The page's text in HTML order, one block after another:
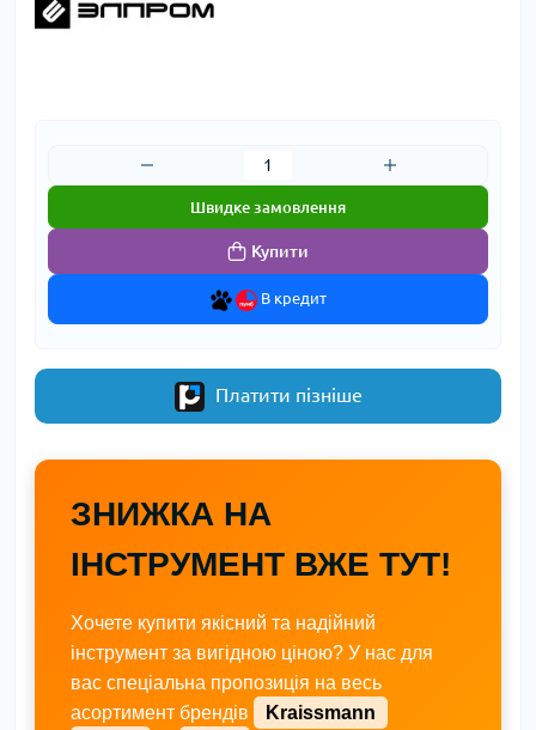
Купити
В кредит
Швидке замовлення
Платити пізніше
ЗНИЖКА НА
ІНСТРУМЕНТ ВЖЕ ТУТ!
Хочете купити якісний та надійний
інструмент за вигідною ціною? У нас для
вас спеціальна пропозиція на весь
асортимент брендів
Kraissmann